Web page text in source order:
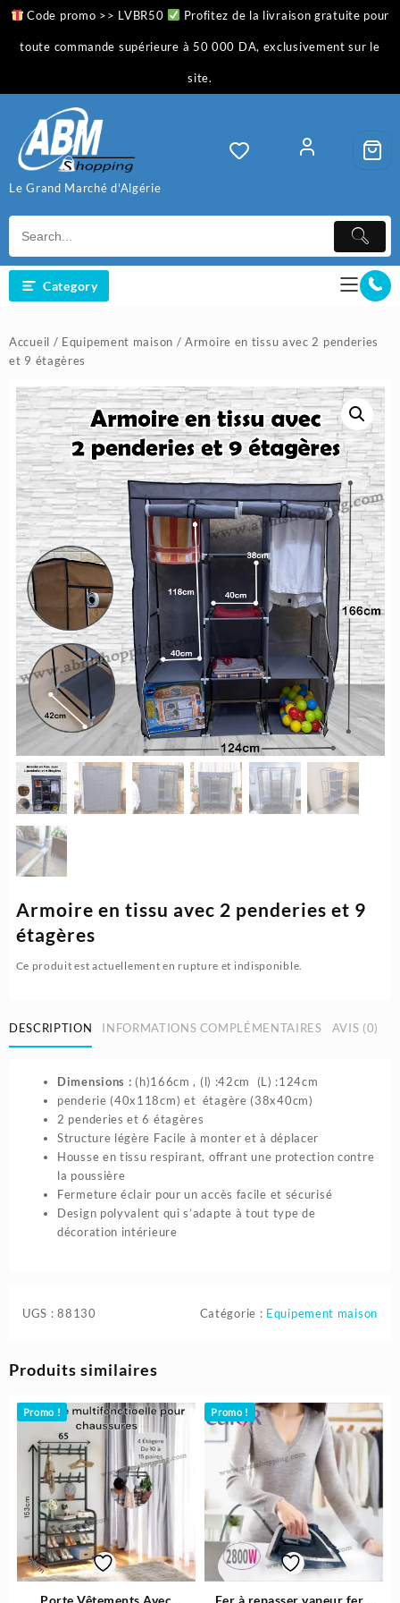
Skip
content
Code promo >> LVBR50 Profitez de la livraison gratuite pour
toute commande supérieure à 50 000 DA, exclusivement sur le
site.
Le Grand Marché d'Algérie
Category
Accueil / Equipement maison / Armoire en tissu avec 2 penderies
et 9 étagères
Armoire en tissu avec 2 penderies et 9
étagères
Ce produit est actuellement en rupture et indisponible.
DESCRIPTION INFORMATIONS COMPLÉMENTAIRES AVIS (0)
Dimensions : (h)166cm , (l) :42cm (L) :124cm
penderie (40x118cm) et étagère (38x40cm)
2 penderies et 6 étagères
Structure légère Facile à monter et à déplacer
Housse en tissu respirant, offrant une protection contre
la poussière
Fermeture éclair pour un accès facile et sécurisé
Design polyvalent qui s’adapte à tout type de
décoration intérieure
UGS :88130 Catégorie : Equipement maison
Produits similaires
Promo ! Promo !